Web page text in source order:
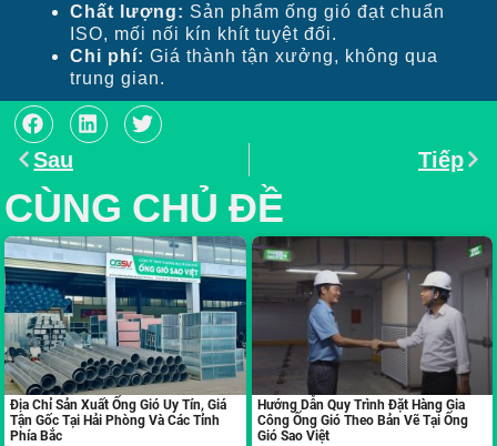
Chất lượng: Sản phẩm ống gió đạt chuẩn
ISO, mối nối kín khít tuyệt đối.
Chi phí: Giá thành tận xưởng, không qua
trung gian.
Sau Tiếp
CÙNG CHỦ ĐỀ
Địa Chỉ Sản Xuất Ống Gió Uy Tín, Giá
Tận Gốc Tại Hải Phòng Và Các Tỉnh
Phía Bắc
Hướng Dẫn Quy Trình Đặt Hàng Gia
Công Ống Gió Theo Bản Vẽ Tại Ống
Gió Sao Việt